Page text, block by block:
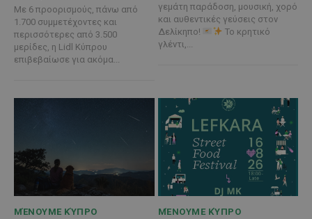
Με 6 προορισμούς, πάνω από
1.700 συμμετέχοντες και
περισσότερες από 3.500
μερίδες, η Lidl Κύπρου
επιβεβαίωσε για ακόμα...
γεμάτη παράδοση, μουσική, χορό
και αυθεντικές γεύσεις στον
Δελίκηπο!
Το κρητικό
γλέντι,...
ΜΈΝΟΥΜΕ ΚΎΠΡΟ ΜΈΝΟΥΜΕ ΚΎΠΡΟ